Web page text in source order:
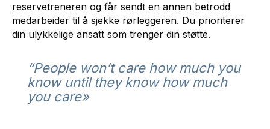
reservetreneren og får sendt en annen betrodd
medarbeider til å sjekke rørleggeren. Du prioriterer
din ulykkelige ansatt som trenger din støtte.
“People won’t care how much you
know until they know how much
you care»